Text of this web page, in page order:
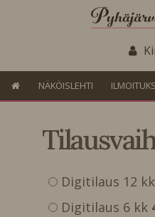
NÄKÖISLEHTI
Digitilaus 12
Digitilaus 6 kk